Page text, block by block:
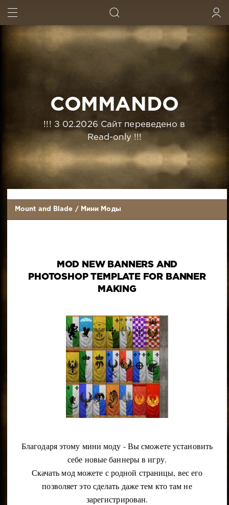
COMMANDO
!!! З 02.2026 Сайт переведено в
Read-only !!!
Mount and Blade / Мини Моды
MOD NEW BANNERS AND
PHOTOSHOP TEMPLATE FOR BANNER
MAKING
Благодаря этому мини моду - Вы сможете установить
себе новые баннеры в игру.
Скачать мод можете с родной страницы, вес его
позволяет это сделать даже тем кто там не
зарегистрирован.